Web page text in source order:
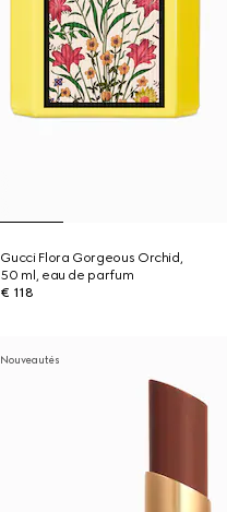
Gucci Flora Gorgeous Orchid,
50 ml, eau de parfum
€ 118
Nouveautés